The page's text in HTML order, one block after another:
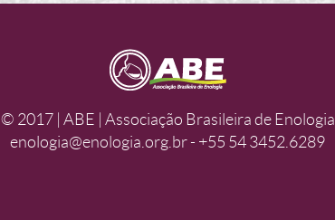
© 2017 | ABE | Associação Brasileira de Enologia
enologia@enologia.org.br - +55 54 3452.6289